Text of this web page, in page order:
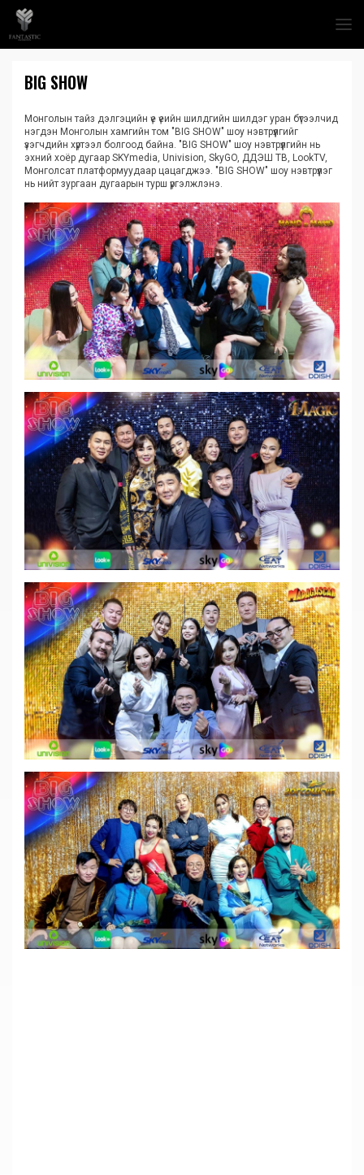
BIG SHOW
Монголын тайз дэлгэцийн үе үеийн шилдгийн шилдэг уран бүтээлчид
нэгдэн Монголын хамгийн том "BIG SHOW" шоу нэвтрүүлгийг
үзэгчдийн хүртээл болгоод байна. "BIG SHOW" шоу нэвтрүүлгийн нь
эхний хоёр дугаар SKYmedia, Univision, SkyGO, ДДЭШ ТВ, LookTV,
Монголсат платформуудаар цацагджээ. "BIG SHOW" шоу нэвтрүүлэг
нь нийт зургаан дугаарын турш үргэлжлэнэ.